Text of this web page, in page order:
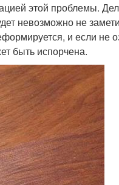
этой проблемы.
невозможно не
и если не
быть испорчена.